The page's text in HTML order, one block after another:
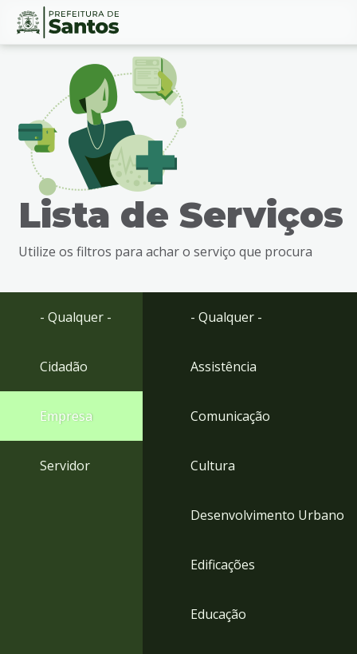
Ir
busca
Ir
Conteúdo
Lista de Serviços
Utilize os filtros para achar o serviço que procura
- Qualquer -
Cidadão
Empresa
Servidor
- Qualquer -
Assistência
Comunicação
Cultura
Desenvolvimento Urbano
Edificações
Educação